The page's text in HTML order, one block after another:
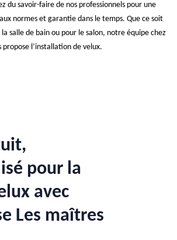
du savoir-faire de nos professionnels pour une
normes et garantie dans le temps. Que ce soit
salle de bain ou pour le salon, notre équipe chez
l’installation de velux.
pour la
avec
Les maîtres